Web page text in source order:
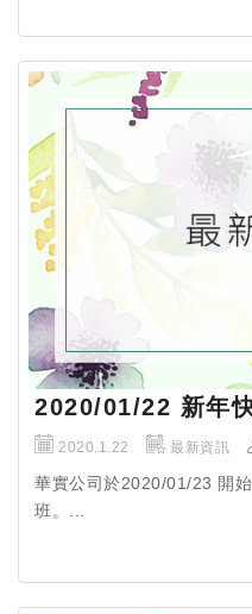
2020/01/22 新年
2020.1.22 最新資訊
華實公司於2020/01/23 開
班。...